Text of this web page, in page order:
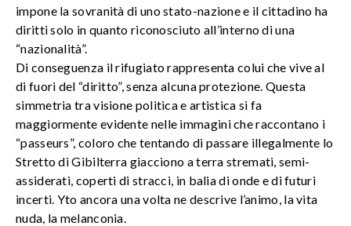
impone la sovranità di uno stato-nazione e il cittadino ha
diritti solo in quanto riconosciuto all’interno di una
“nazionalità”.
Di conseguenza il rifugiato rappresenta colui che vive al
di fuori del “diritto”, senza alcuna protezione. Questa
simmetria tra visione politica e artistica si fa
maggiormente evidente nelle immagini che raccontano i
“passeurs”, coloro che tentando di passare illegalmente lo
Stretto di Gibilterra giacciono a terra stremati, semi-
assiderati, coperti di stracci, in balia di onde e di futuri
incerti. Yto ancora una volta ne descrive l’animo, la vita
nuda, la melanconia.